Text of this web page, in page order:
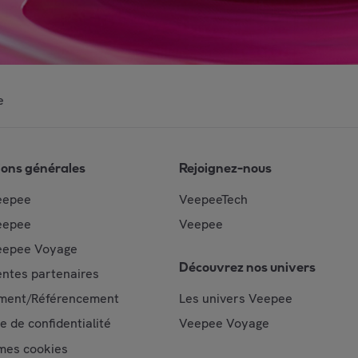
générales
Voyage
partenaires
Référencement
de confidentialité
cookies
Rejoignez-nous
VeepeeTech
Veepee
Découvrez nos univers
Les univers Veepee
Veepee Voyage